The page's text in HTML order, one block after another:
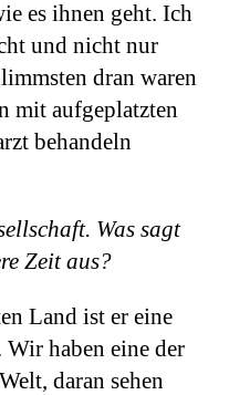
es ihnen geht. Ich
und nicht nur
dran waren
mit aufgeplatzten
behandeln
Was sagt
Zeit aus?
Land ist er eine
haben eine der
daran sehen